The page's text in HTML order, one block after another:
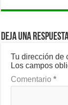
Deja una
Tu dirección de
Los campos
Comentario*